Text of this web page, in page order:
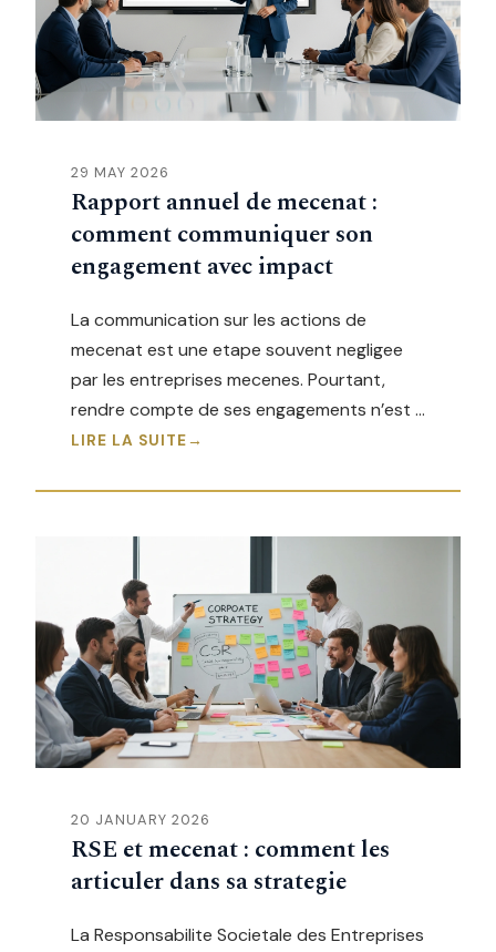
29 MAY 2026
Rapport annuel de mecenat :
comment communiquer son
engagement avec impact
La communication sur les actions de
mecenat est une etape souvent negligee
par les entreprises mecenes. Pourtant,
rendre compte de ses engagements n’est …
LIRE LA SUITE
20 JANUARY 2026
RSE et mecenat : comment les
articuler dans sa strategie
La Responsabilite Societale des Entreprises